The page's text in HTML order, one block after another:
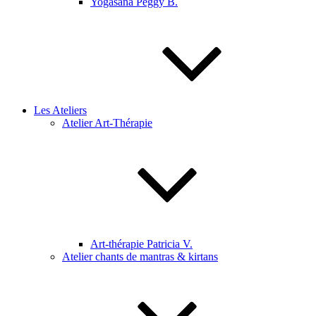
Les Ateliers
Atelier Art-Thérapie
Art-thérapie Patricia V.
Atelier chants de mantras & kirtans